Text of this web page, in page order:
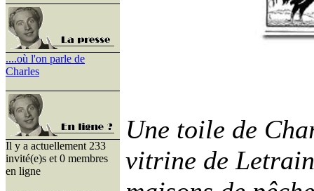
....où l'on parle de
Charles
Il y a actuellement 233
invité(e)s et 0 membres
en ligne
Une toile de
vitrine de